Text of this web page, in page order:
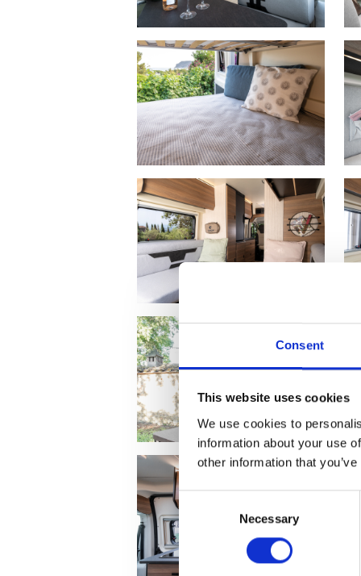
Consent
This website uses cookies
We use cookies to
information about your use
other information that
Consent
Selection
Necessary